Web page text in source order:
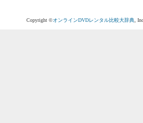
Copyright ©オンラインDVDレンタル比較大辞典 ,